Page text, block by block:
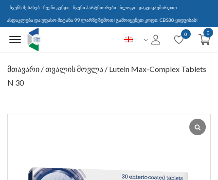
ჩვენს შესახებ ჩვენი გუნდი ჩვენი პარტნიორები ბლოგი დაგვიკავშირდით
და უფასო მიტანა 99 ლარზე ზემოთ! გამოიყენეთ კოდი: CBS30 ყიდვისას!
Menu Open 0 0
მთავარი /თვალის მოვლა / Lutein Max-Complex Tablets
N 30